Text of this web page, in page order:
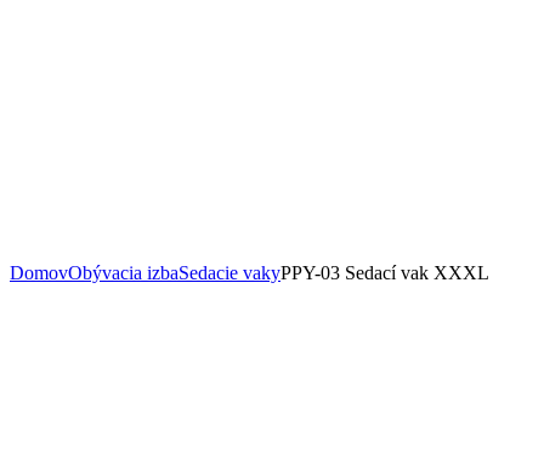
DomovObývacia izbaSedacie vakyPPY-03 Sedací vak XXXL